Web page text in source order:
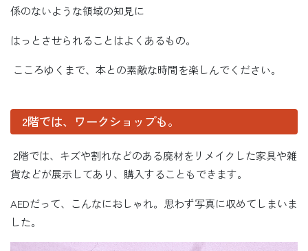
係のないような領域の知見に
はっとさせられることはよくあるもの。
こころゆくまで、本との素敵な時間を楽しんでください。
2階では、ワークショップも。
2階では、キズや割れなどのある廃材をリメイクした家具や雑
貨などが展示してあり、購入することもできます。
AEDだって、こんなにおしゃれ。思わず写真に収めてしまいま
した。